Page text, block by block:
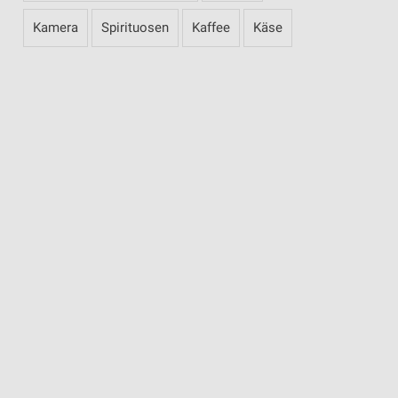
Kamera Spirituosen Kaffee Käse